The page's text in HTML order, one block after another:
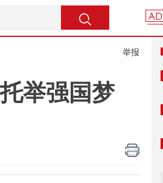
举报
举强国梦